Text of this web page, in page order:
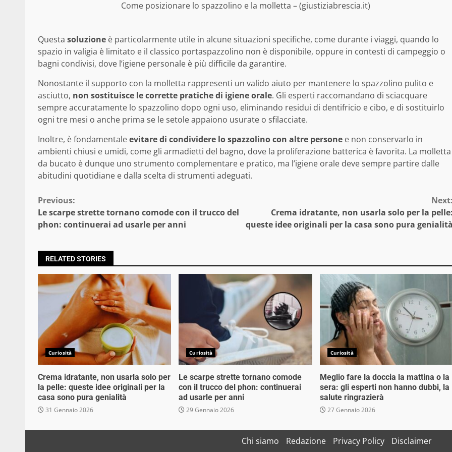
Come posizionare lo spazzolino e la molletta – (giustiziabrescia.it)
Questa soluzione è particolarmente utile in alcune situazioni specifiche, come durante i viaggi, quando lo
spazio in valigia è limitato e il classico portaspazzolino non è disponibile, oppure in contesti di campeggio o
bagni condivisi, dove l’igiene personale è più difficile da garantire.
Nonostante il supporto con la molletta rappresenti un valido aiuto per mantenere lo spazzolino pulito e
asciutto, non sostituisce le corrette pratiche di igiene orale. Gli esperti raccomandano di sciacquare
sempre accuratamente lo spazzolino dopo ogni uso, eliminando residui di dentifricio e cibo, e di sostituirlo
ogni tre mesi o anche prima se le setole appaiono usurate o sfilacciate.
Inoltre, è fondamentaleevitare di condividere lo spazzolino con altre persone e non conservarlo in
ambienti chiusi e umidi, come gli armadietti del bagno, dove la proliferazione batterica è favorita. La molletta
da bucato è dunque uno strumento complementare e pratico, ma l’igiene orale deve sempre partire dalle
abitudini quotidiane e dalla scelta di strumenti adeguati.
Continue
Reading
Previous:
Le scarpe strette tornano comode con il trucco del
phon: continuerai ad usarle per anni
Next:
Crema idratante, non usarla solo per la pelle:
queste idee originali per la casa sono pura genialità
RELATED STORIES
Curiosità
Crema idratante, non usarla solo per
la pelle: queste idee originali per la
casa sono pura genialità
31 Gennaio 2026
Curiosità
Le scarpe strette tornano comode
con il trucco del phon: continuerai
ad usarle per anni
29 Gennaio 2026
Curiosità
Meglio fare la doccia la mattina o la
sera: gli esperti non hanno dubbi, la
salute ringrazierà
27 Gennaio 2026
Chi siamo Redazione Privacy Policy Disclaimer